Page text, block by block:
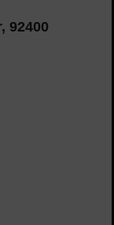
92400